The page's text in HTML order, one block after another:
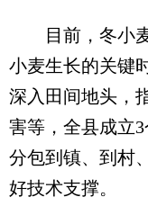
目前，冬小麦
小麦生长的关键
深入田间地头，
害等，全县成立
分包到镇、到村
好技术支撑。